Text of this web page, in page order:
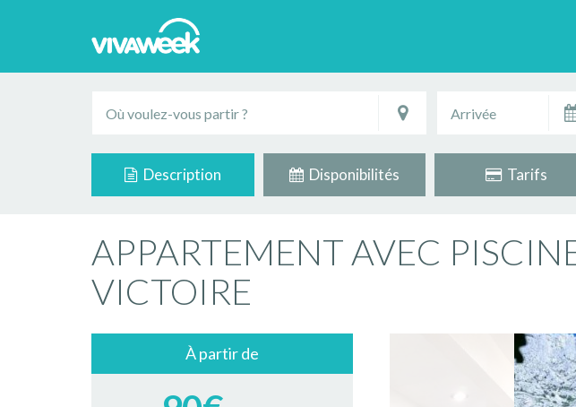
Description Disponibilités Tarifs
APPARTEMENT AVEC
VICTOIRE
À partir de